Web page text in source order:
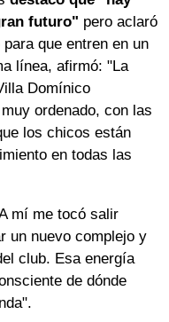
futuro" pero aclaró
que entren en un
línea, afirmó: "La
Domínico
ordenado, con las
los chicos están
en todas las
mí me tocó salir
un nuevo complejo y
club. Esa energía
de dónde